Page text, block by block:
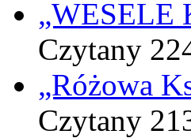
„WESELE
Czytany
„Różowa
Czytany